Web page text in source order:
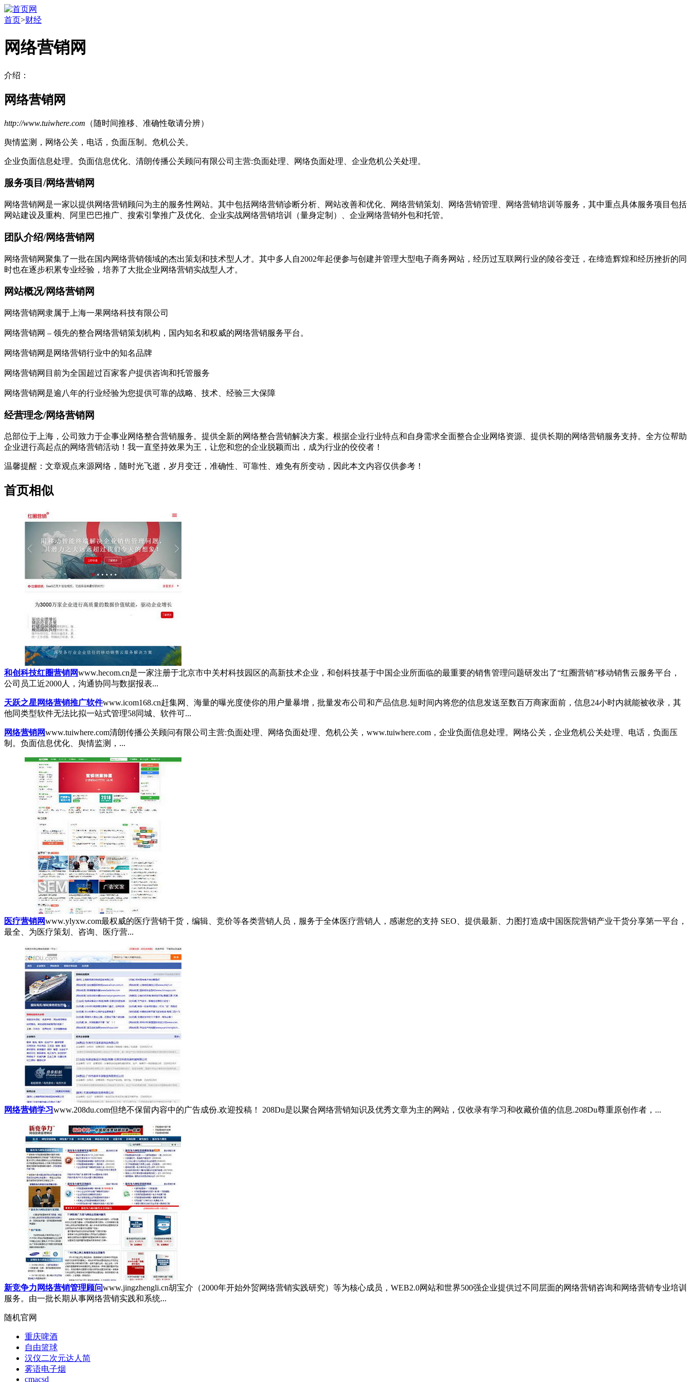
首页>财经
网络营销网
介绍：
网络营销网
http://www.tuiwhere.com （随时间推移、准确性敬请分辨）
舆情监测，网络公关，电话，负面压制。危机公关。
企业负面信息处理。负面信息优化、清朗传播公关顾问有限公司主营:负面处理、网络负面处理、企业危机公关处理。
服务项目/网络营销网
网络营销网是一家以提供网络营销顾问为主的服务性网站。其中包括网络营销诊断分析、网站改善和优化、网络营销策划、网络营销管理、网络营销培训等服务，其中重点具体服务项目包括
网站建设及重构、阿里巴巴推广、搜索引擎推广及优化、企业实战网络营销培训（量身定制）、企业网络营销外包和托管。
团队介绍/网络营销网
网络营销网聚集了一批在国内网络营销领域的杰出策划和技术型人才。其中多人自2002年起便参与创建并管理大型电子商务网站，经历过互联网行业的陵谷变迁，在缔造辉煌和经历挫折的同
时也在逐步积累专业经验，培养了大批企业网络营销实战型人才。
网站概况/网络营销网
网络营销网隶属于上海一果网络科技有限公司
网络营销网 – 领先的整合网络营销策划机构，国内知名和权威的网络营销服务平台。
网络营销网是网络营销行业中的知名品牌
网络营销网目前为全国超过百家客户提供咨询和托管服务
网络营销网是逾八年的行业经验为您提供可靠的战略、技术、经验三大保障
经营理念/网络营销网
总部位于上海，公司致力于企事业网络整合营销服务。提供全新的网络整合营销解决方案。根据企业行业特点和自身需求全面整合企业网络资源、提供长期的网络营销服务支持。全方位帮助
企业进行高起点的网络营销活动！我一直坚持效果为王，让您和您的企业脱颖而出，成为行业的佼佼者！
温馨提醒 ：文章观点来源网络，随时光飞逝，岁月变迁，准确性、可靠性、难免有所变动，因此本文内容仅供参考！
首页相似
和创科技红圈营销网www.hecom.cn是一家注册于北京市中关村科技园区的高新技术企业，和创科技基于中国企业所面临的最重要的销售管理问题研发出了“红圈营销”移动销售云服务平台，
公司员工近2000人，沟通协同与数据报表...
天跃之星网络营销推广软件www.icom168.cn赶集网、海量的曝光度使你的用户量暴增，批量发布公司和产品信息.短时间内将您的信息发送至数百万商家面前，信息24小时内就能被收录，其
他同类型软件无法比拟一站式管理58同城、软件可...
网络营销网www.tuiwhere.com清朗传播公关顾问有限公司主营:负面处理、网络负面处理、危机公关，www.tuiwhere.com，企业负面信息处理。网络公关，企业危机公关处理、电话，负面压
制。负面信息优化、舆情监测，...
医疗营销网www.ylyxw.com最权威的医疗营销干货，编辑、竞价等各类营销人员，服务于全体医疗营销人，感谢您的支持 SEO、提供最新、力图打造成中国医院营销产业干货分享第一平台，
最全、为医疗策划、咨询、医疗营...
网络营销学习www.208du.com但绝不保留内容中的广告成份.欢迎投稿！ 208Du是以聚合网络营销知识及优秀文章为主的网站，仅收录有学习和收藏价值的信息.208Du尊重原创作者，...
新竞争力网络营销管理顾问www.jingzhengli.cn胡宝介（2000年开始外贸网络营销实践研究）等为核心成员，WEB2.0网站和世界500强企业提供过不同层面的网络营销咨询和网络营销专业培训
服务。由一批长期从事网络营销实践和系统...
随机官网
重庆啤酒
自由篮球
汉仪二次元达人简
雾语电子烟
cmacsd